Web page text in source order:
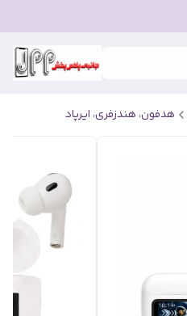
هدفون، هندزفری، ایرپاد